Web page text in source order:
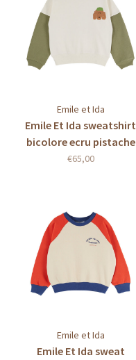
Emile et Ida
Emile Et Ida sweatshirt
bicolore ecru pistache
€65,00
Emile et Ida
Emile Et Ida sweat